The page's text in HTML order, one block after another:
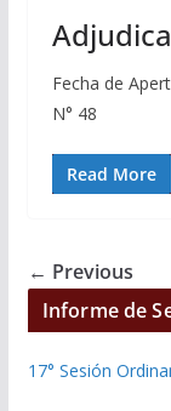
Fecha de
N° 48
Read More
← Previous
Informe de
17° Sesión